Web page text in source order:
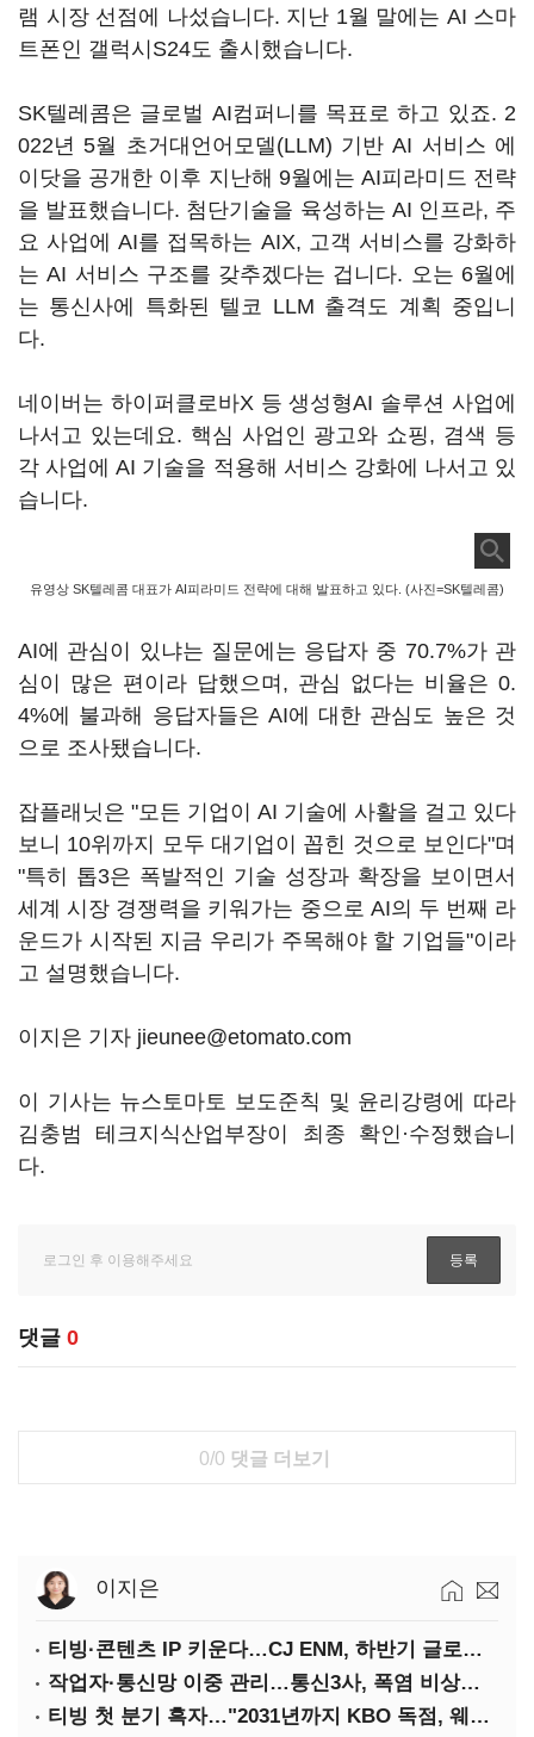
램 시장 선점에 나섰습니다. 지난 1월 말에는 AI 스마
트폰인 갤럭시S24도 출시했습니다.
SK텔레콤은 글로벌 AI컴퍼니를 목표로 하고 있죠. 2
022년 5월 초거대언어모델(LLM) 기반 AI 서비스 에
이닷을 공개한 이후 지난해 9월에는 AI피라미드 전략
을 발표했습니다. 첨단기술을 육성하는 AI 인프라, 주
요 사업에 AI를 접목하는 AIX, 고객 서비스를 강화하
는 AI 서비스 구조를 갖추겠다는 겁니다. 오는 6월에
는 통신사에 특화된 텔코 LLM 출격도 계획 중입니
다.
네이버는 하이퍼클로바X 등 생성형AI 솔루션 사업에
나서고 있는데요. 핵심 사업인 광고와 쇼핑, 겸색 등
각 사업에 AI 기술을 적용해 서비스 강화에 나서고 있
습니다.
유영상 SK텔레콤 대표가 AI피라미드 전략에 대해 발표하고 있다. (사진=SK텔레콤)
AI에 관심이 있냐는 질문에는 응답자 중 70.7%가 관
심이 많은 편이라 답했으며, 관심 없다는 비율은 0.
4%에 불과해 응답자들은 AI에 대한 관심도 높은 것
으로 조사됐습니다.
잡플래닛은 "모든 기업이 AI 기술에 사활을 걸고 있다
보니 10위까지 모두 대기업이 꼽힌 것으로 보인다"며
"특히 톱3은 폭발적인 기술 성장과 확장을 보이면서
세계 시장 경쟁력을 키워가는 중으로 AI의 두 번째 라
운드가 시작된 지금 우리가 주목해야 할 기업들"이라
고 설명했습니다.
이지은 기자 jieunee@etomato.com
이 기사는 뉴스토마토 보도준칙 및 윤리강령에 따라
김충범 테크지식산업부장이 최종 확인·수정했습니
다.
댓글 0
0/0 댓글 더보기
이지은
티빙·콘텐츠 IP 키운다…CJ ENM, 하반기 글로벌 확장 가속
작업자·통신망 이중 관리…통신3사, 폭염 비상대응 돌입
티빙 첫 분기 흑자…"2031년까지 KBO 독점, 웨이브 합병도 속도"